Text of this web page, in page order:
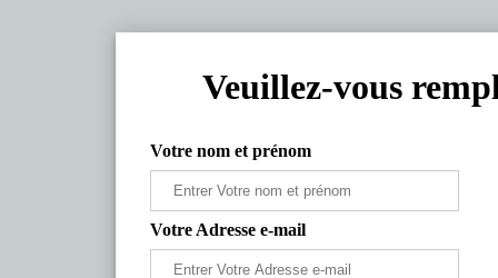
Veuillez-vous
Votre nom et prénom
Votre Adresse e-mail